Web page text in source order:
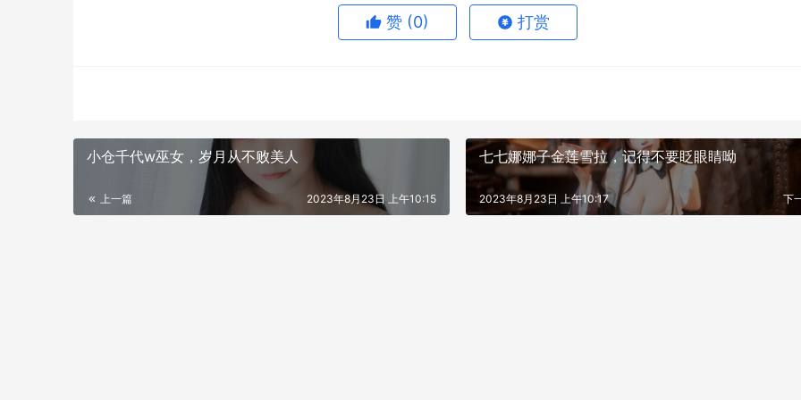
文章最后一张图片有作品集传送门，等不及的兄弟可以快速划到文末！
赞 (0) 打赏
小仓千代w巫女，岁月从不败美人
上一篇 2023年8月23日 上午10:15
七七娜娜子金莲雪拉，记得不要眨眼睛呦
下
2023年8月23日 上午10:17